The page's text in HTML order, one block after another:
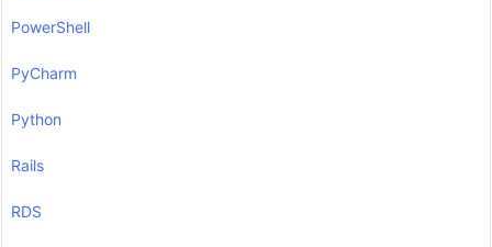
PowerShell
PyCharm
Python
Rails
RDS